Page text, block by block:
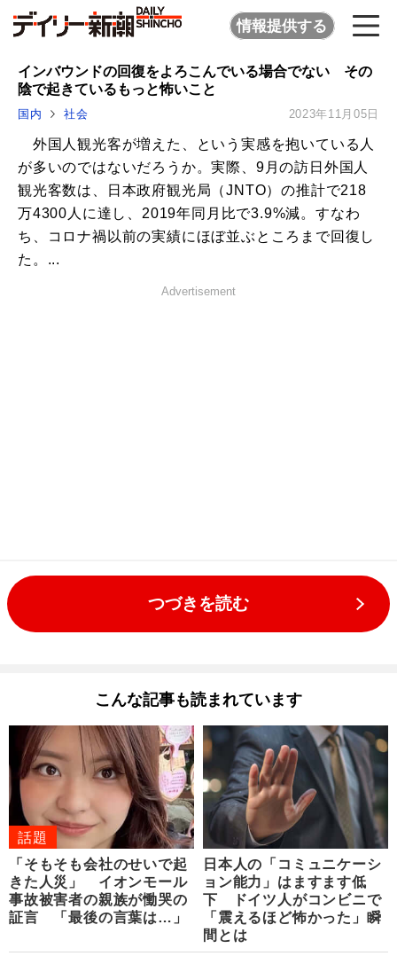
情報提供する
インバウンドの回復をよろこんでいる場合でない その
陰で起きているもっと怖いこと
国内 社会 2023年11月05日
外国人観光客が増えた、という実感を抱いている人
が多いのではないだろうか。実際、9月の訪日外国人
観光客数は、日本政府観光局（JNTO）の推計で218
万4300人に達し、2019年同月比で3.9%減。すなわ
ち、コロナ禍以前の実績にほぼ並ぶところまで回復し
た。...
Advertisement
つづきを読む
こんな記事も読まれています
話題
「そもそも会社のせいで起
きた人災」 イオンモール
事故被害者の親族が慟哭の
証言 「最後の言葉は…」
日本人の「コミュニケーシ
ョン能力」はますます低
下 ドイツ人がコンビニで
「震えるほど怖かった」瞬
間とは